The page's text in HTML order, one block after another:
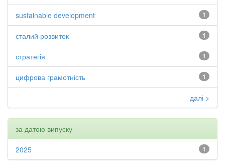
1
sustainable development
1
сталий розвиток
1
стратегія
1
цифрова грамотність
далі >
за датою випуску
1
2025